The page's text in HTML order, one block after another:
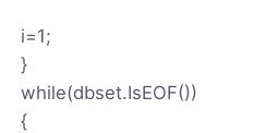
i=1;
}
while(dbset.IsEOF())
{